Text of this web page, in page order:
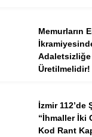
Memurların
Adaletsizliğe
Üretilmelidir!
İzmir 112’de
“İhmaller İki
Kod Rant